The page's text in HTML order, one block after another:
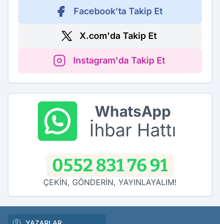
Facebook'ta Takip Et
X.com'da Takip Et
Instagram'da Takip Et
WhatsApp
İhbar Hattı
0552 831 76 91
ÇEKİN, GÖNDERİN, YAYINLAYALIM!